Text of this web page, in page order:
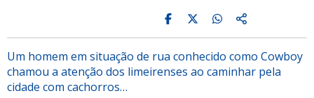
Um homem em situação de rua conhecido como Cowboy
chamou a atenção dos limeirenses ao caminhar pela
cidade com cachorros…